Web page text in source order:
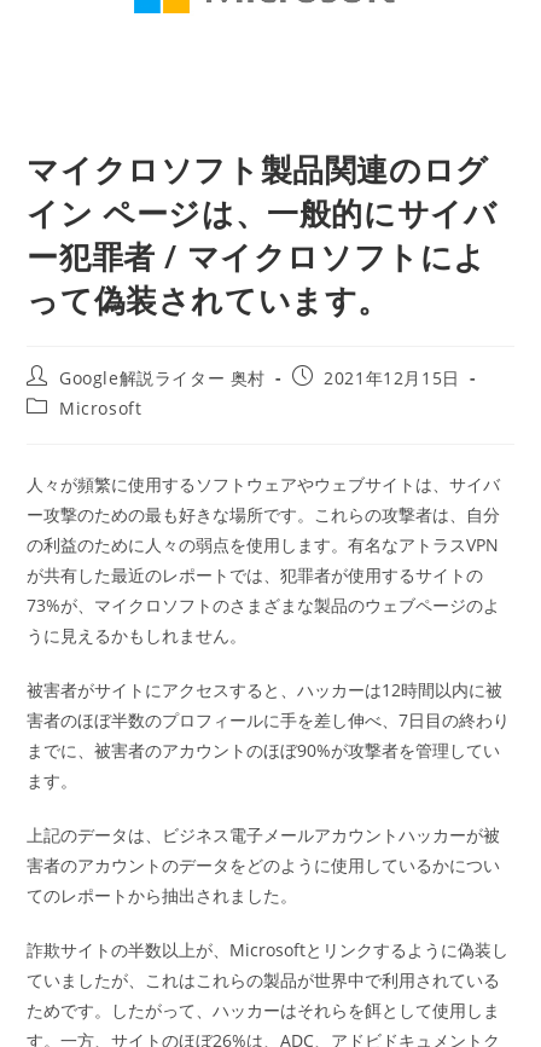
マイクロソフト製品関連のログ
イン ページは、一般的にサイバ
ー犯罪者 / マイクロソフトによ
って偽装されています。
投
稿
者:
Google解説ライター 奥村
投
2021年12月15日
投
テ
ゴ
リ
ー:
Microsoft
人々が頻繁に使用するソフトウェアやウェブサイトは、サイバ
ー攻撃のための最も好きな場所です。これらの攻撃者は、自分
の利益のために人々の弱点を使用します。有名なアトラスVPN
が共有した最近のレポートでは、犯罪者が使用するサイトの
73%が、マイクロソフトのさまざまな製品のウェブページのよ
うに見えるかもしれません。
被害者がサイトにアクセスすると、ハッカーは12時間以内に被
害者のほぼ半数のプロフィールに手を差し伸べ、7日目の終わり
までに、被害者のアカウントのほぼ90%が攻撃者を管理してい
ます。
上記のデータは、ビジネス電子メールアカウントハッカーが被
害者のアカウントのデータをどのように使用しているかについ
てのレポートから抽出されました。
詐欺サイトの半数以上が、Microsoftとリンクするように偽装し
ていましたが、これはこれらの製品が世界中で利用されている
ためです。したがって、ハッカーはそれらを餌として使用しま
す。一方、サイトのほぼ26%は、ADC、アドビドキュメントク